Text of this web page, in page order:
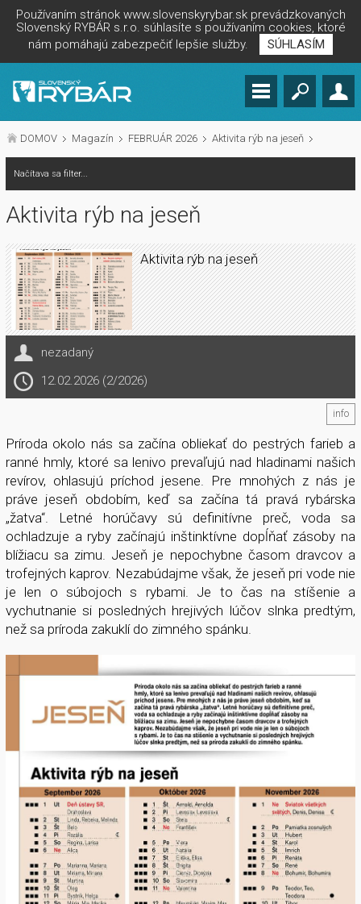
Používaním stránok www.slovenskyrybar.sk prevádzkovaných
Slovenský RYBÁR s.r.o. súhlasíte s používaním cookies, ktoré
nám pomáhajú zabezpečiť lepšie služby.
SÚHLASÍM
DOMOV Magazín FEBRUÁR 2026 Aktivita rýb na jeseň
Načítava sa filter...
Aktivita rýb na jeseň
Aktivita rýb na jeseň
nezadaný
12.02.2026 (2/2026)
info
Príroda okolo nás sa začína obliekať do pestrých farieb a
ranné hmly, ktoré sa lenivo prevaľujú nad hladinami našich
revírov, ohlasujú príchod jesene. Pre mnohých z nás je
práve jeseň obdobím, keď sa začína tá pravá rybárska
„žatva“. Letné horúčavy sú definitívne preč, voda sa
ochladzuje a ryby začínajú inštinktívne dopĺňať zásoby na
blížiacu sa zimu. Jeseň je nepochybne časom dravcov a
trofejných kaprov. Nezabúdajme však, že jeseň pri vode nie
je len o súbojoch s rybami. Je to čas na stíšenie a
vychutnanie si posledných hrejivých lúčov slnka predtým,
než sa príroda zakuklí do zimného spánku.